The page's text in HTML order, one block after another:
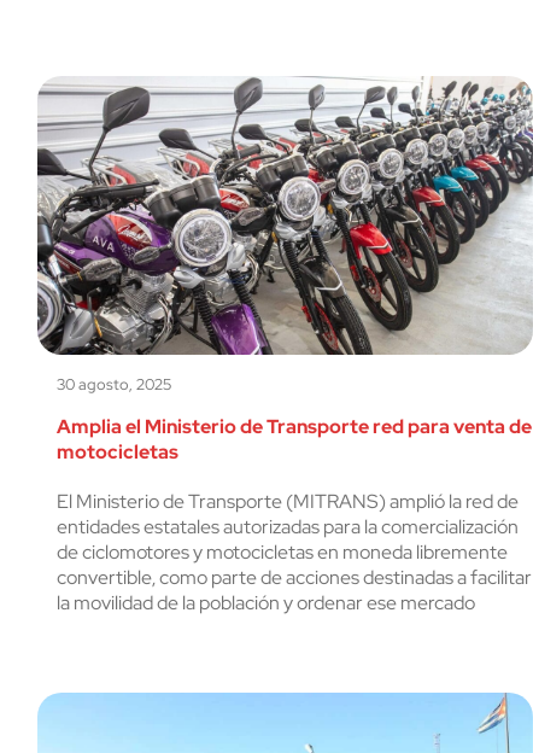
30 agosto, 2025
Amplia el Ministerio de Transporte red para venta de
motocicletas
El Ministerio de Transporte (MITRANS) amplió la red de
entidades estatales autorizadas para la comercialización
de ciclomotores y motocicletas en moneda libremente
convertible, como parte de acciones destinadas a facilitar
la movilidad de la población y ordenar ese mercado